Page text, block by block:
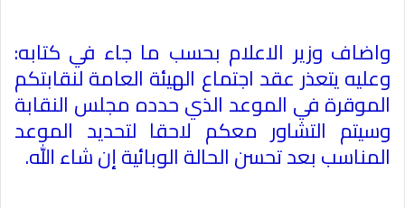
واضاف وزير الاعلام بحسب ما جاء في كتابه:
وعليه يتعذر عقد اجتماع الهيئة العامة لنقابتكم
الموقرة في الموعد الذي حدده مجلس النقابة
وسيتم التشاور معكم لاحقا لتحديد الموعد
المناسب بعد تحسن الحالة الوبائية إن شاء الله.